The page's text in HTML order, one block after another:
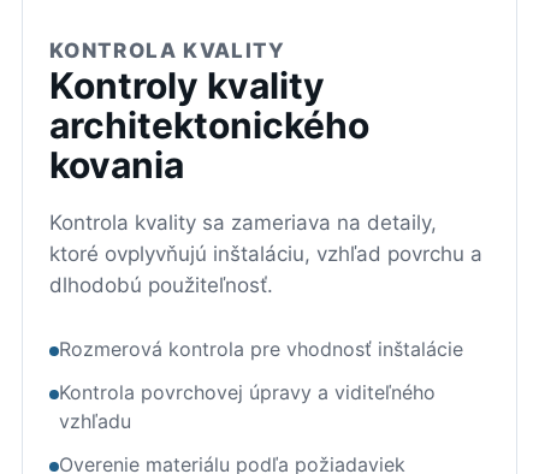
KONTROLA KVALITY
Kontroly kvality
architektonického
kovania
Kontrola kvality sa zameriava na detaily,
ktoré ovplyvňujú inštaláciu, vzhľad povrchu a
dlhodobú použiteľnosť.
Rozmerová kontrola pre vhodnosť inštalácie
Kontrola povrchovej úpravy a viditeľného
vzhľadu
Overenie materiálu podľa požiadaviek